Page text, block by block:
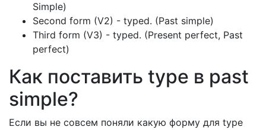
Simple)
Second form (V2) - typed. (Past simple)
Third form (V3) - typed. (Present perfect, Past
perfect)
Как поставить type в past
simple?
Если вы не совсем поняли какую форму для type